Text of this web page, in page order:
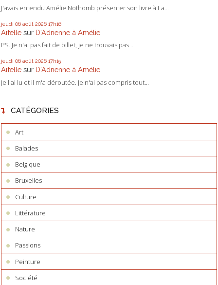
J'avais entendu Amélie Nothomb présenter son livre à La...
jeudi 06 août 2026 17h16
Aifelle sur D'Adrienne à Amélie
PS. Je n'ai pas fait de billet, je ne trouvais pas...
jeudi 06 août 2026 17h15
Aifelle sur D'Adrienne à Amélie
Je l'ai lu et il m'a déroutée. Je n'ai pas compris tout...
CATÉGORIES
Art
Balades
Belgique
Bruxelles
Culture
Littérature
Nature
Passions
Peinture
Société